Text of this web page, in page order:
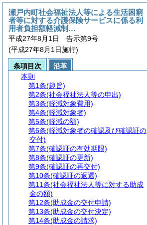
瀬戸内町社会福祉法人等による生活困窮
者等に対する介護保険サービスに係る利
用者負担額軽減制…
平成27年8月1日 告示第9号
(平成27年8月1日施行)
条項目次
沿革
本則
第1条(趣旨)
第2条(社会福祉法人等の申出)
第3条(軽減対象費用)
第4条(軽減対象者)
第5条(軽減の額)
第6条(軽減対象者の確認及び確認証の
交付)
第7条(確認証の有効期限)
第8条(確認証の更新)
第9条(確認証の再交付)
第10条(確認証の返還)
第11条(社会福祉法人等に対する助成
金の額)
第12条(助成金の交付申請)
第13条(助成金の交付決定)
第14条(助成金の請求)